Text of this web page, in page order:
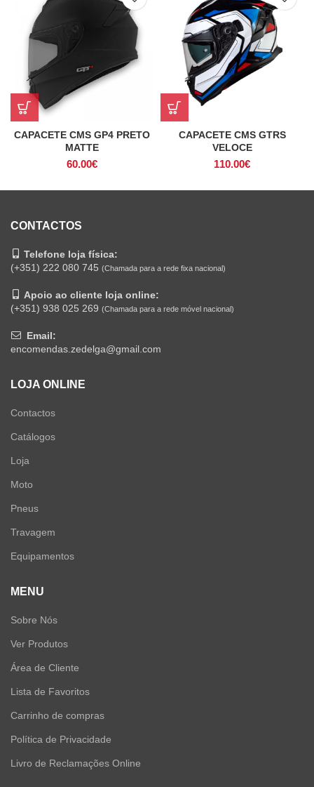
CAPACETE CMS GP4 PRETO
MATTE
60.00€
CAPACETE CMS GTRS
VELOCE
110.00€
CONTACTOS
Telefone loja física:
(+351) 222 080 745 (Chamada para a rede fixa nacional)
Apoio ao cliente loja online:
(+351) 938 025 269 (Chamada para a rede móvel nacional)
Email:
encomendas.zedelga@gmail.com
LOJA ONLINE
Contactos
Catálogos
Loja
Moto
Pneus
Travagem
Equipamentos
MENU
Sobre Nós
Ver Produtos
Área de Cliente
Lista de Favoritos
Carrinho de compras
Política de Privacidade
Livro de Reclamações Online